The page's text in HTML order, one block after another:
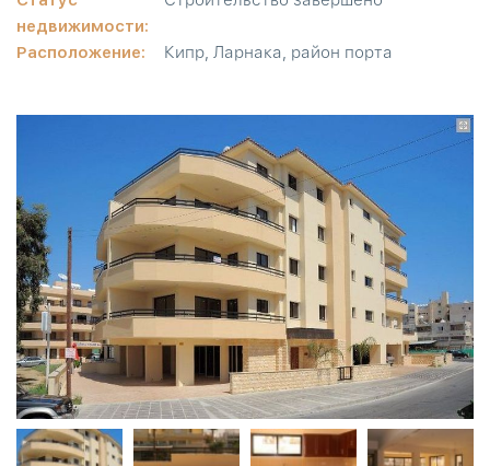
недвижимости:
Расположение: Кипр, Ларнака, район порта